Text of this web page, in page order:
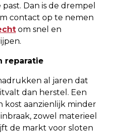
Dan is de drempel
contact op te nemen
om snel en
reparatie
al jaren dat
dan herstel. Een
kost aanzienlijk minder
zowel materieel
de markt voor sloten